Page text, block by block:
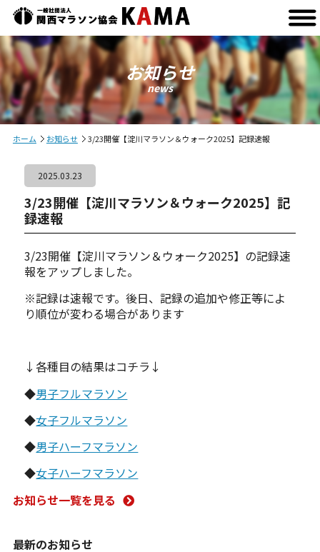
お知らせ
news
ホーム お知らせ 3/23開催【淀川マラソン＆ウォーク2025】記録速報
2025.03.23
3/23開催【淀川マラソン＆ウォーク2025】記
録速報
3/23開催【淀川マラソン＆ウォーク2025】の記録速
報をアップしました。
※記録は速報です。後日、記録の追加や修正等によ
り順位が変わる場合があります
↓各種目の結果はコチラ↓
◆男子フルマラソン
◆女子フルマラソン
◆男子ハーフマラソン
◆女子ハーフマラソン
お知らせ一覧を見る
最新のお知らせ